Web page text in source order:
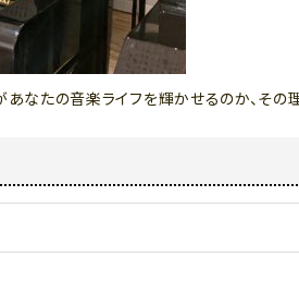
あなたの音楽ライフを輝かせるのか、その